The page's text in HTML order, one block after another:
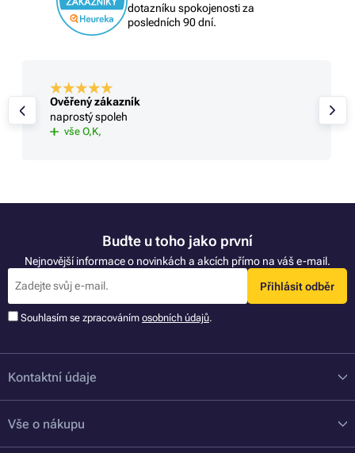
dotazníku spokojenosti za
posledních 90 dní.
Ověřený zákazník
naprostý spoleh
vše O,K,
Buďte u toho jako první
Nejnovější informace o novinkách a akcích přímo na váš e-mail.
Přihlásit odběr
Souhlasím se zpracováním osobních údajů.
Kontaktní údaje
Vše o nákupu